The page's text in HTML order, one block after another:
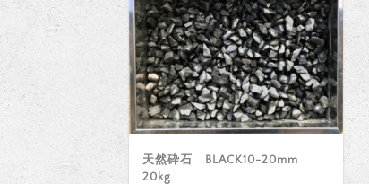
天然砕石 BLACK10-20mm
20kg